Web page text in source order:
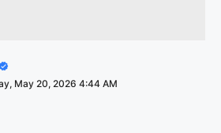
May 20, 2026 4:44 AM